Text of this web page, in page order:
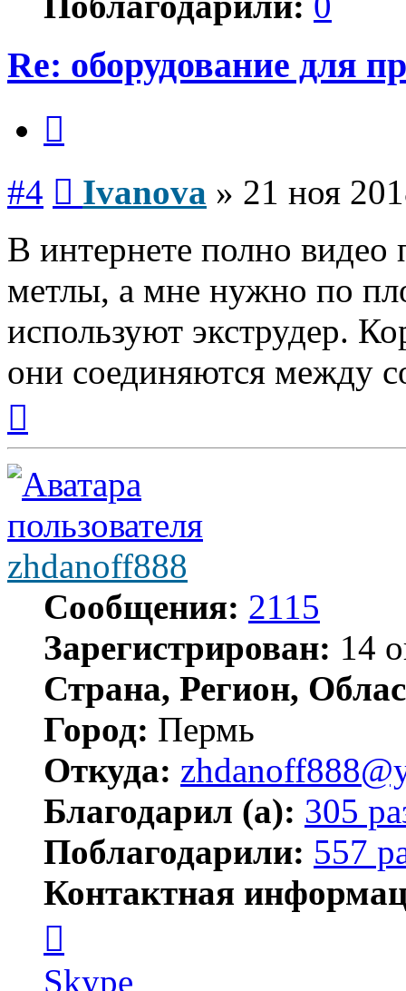
Re: оборудование для
#4 Ivanova » 21 ноя
В интернете полно видео
метлы, а мне нужно по
используют экструдер.
они соединяются между
началу
zhdanoff888
Сообщения: 2115
Зарегистрирован: 14
Страна, Регион,
Город: Пермь
Откуда:
Благодарил (а): 305
Поблагодарили: 557
Контактная
пользователя
zhdanoff888
Skype